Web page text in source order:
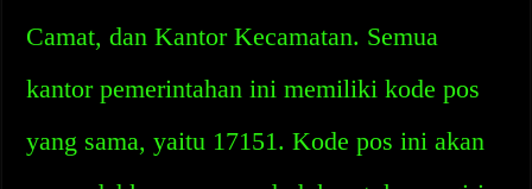
Camat, dan Kantor Kecamatan. Semua
kantor pemerintahan ini memiliki kode pos
yang sama, yaitu 17151. Kode pos ini akan